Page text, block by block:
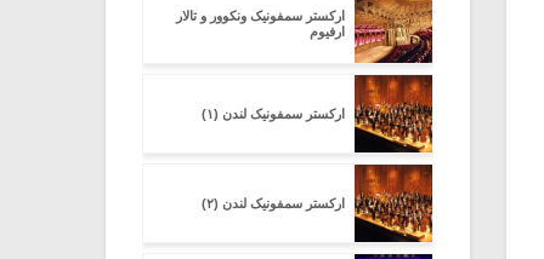
ارکستر سمفونیک ونکوور و تالار
ارفیوم
ارکستر سمفونیک لندن (۱)
ارکستر سمفونیک لندن (۲)